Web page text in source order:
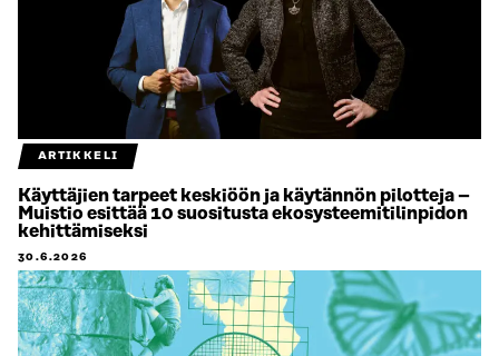
ARTIKKELI
Käyttäjien tarpeet keskiöön ja käytännön pilotteja –
Muistio esittää 10 suositusta ekosysteemitilinpidon
kehittämiseksi
30.6.2026